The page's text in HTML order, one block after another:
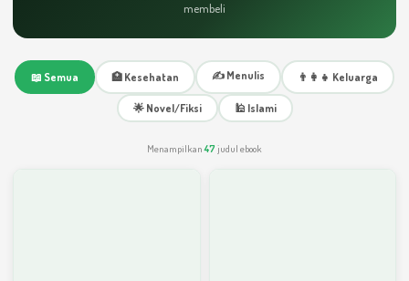
membeli
📖 Semua 🏥 Kesehatan ✍️ Menulis 👨‍👩‍👧 Keluarga
🌟 Novel/Fiksi 🕌 Islami
Menampilkan47 judul ebook